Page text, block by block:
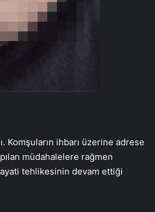
Komşuların ihbarı üzerine adrese
müdahalelere rağmen
tehlikesinin devam ettiği